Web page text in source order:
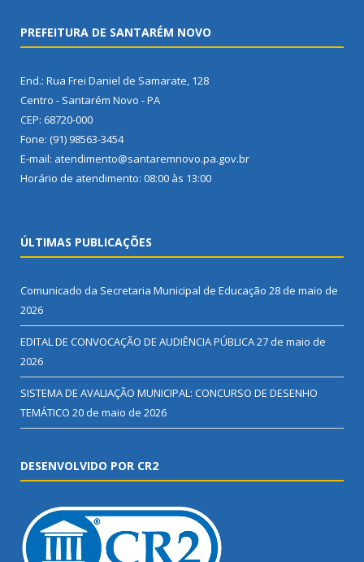
PREFEITURA DE SANTARÉM NOVO
End.: Rua Frei Daniel de Samarate, 128
Centro - Santarém Novo - PA
CEP: 68720-000
Fone: (91) 98563-3454
E-mail: atendimento@santaremnovo.pa.gov.br
Horário de atendimento: 08:00 às 13:00
ÚLTIMAS PUBLICAÇÕES
Comunicado da Secretaria Municipal de Educação 28 de maio de
2026
EDITAL DE CONVOCAÇÃO DE AUDIÊNCIA PÚBLICA27 de maio de
2026
SISTEMA DE AVALIAÇÃO MUNICIPAL: CONCURSO DE DESENHO
TEMÁTICO 20 de maio de 2026
DESENVOLVIDO POR CR2